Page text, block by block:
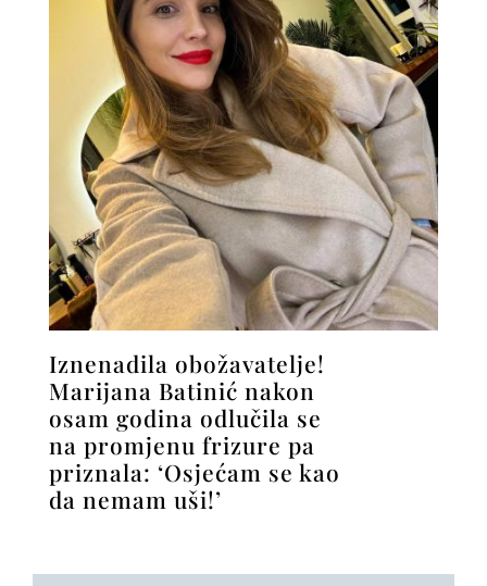
Iznenadila obožavatelje!
Marijana Batinić nakon
osam godina odlučila se
na promjenu frizure pa
priznala: ‘Osjećam se kao
da nemam uši!’